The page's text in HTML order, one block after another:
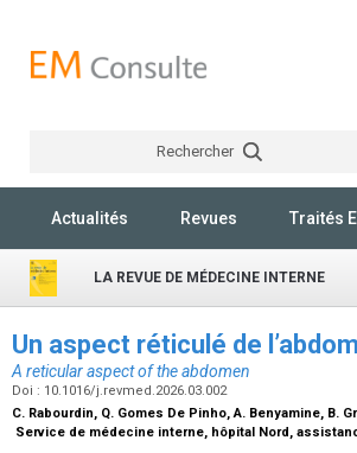
Rechercher
Actualités Revues Traités
LA REVUE DE MÉDECINE INTERNE
Un aspect réticulé de
A reticular aspect of the abdomen
Doi : 10.1016/j.revmed.2026.03.002
C. Rabourdin, Q. Gomes De Pinho, A. Benyamine, B.
Service de médecine interne, hôpital Nord,